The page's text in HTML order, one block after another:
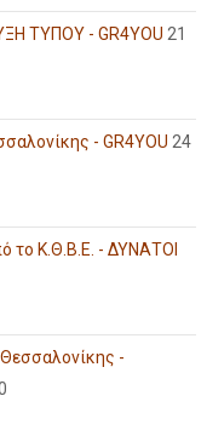
ΤΥΠΟΥ - GR4YOU 21
- GR4YOU 24
το Κ.Θ.Β.Ε. - ΔΥΝΑΤΟΙ
-